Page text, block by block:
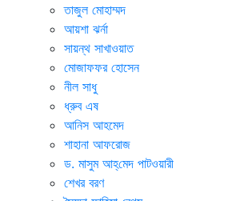
তাজুল মোহাম্মদ
আয়শা ঝর্না
সায়ন্থ সাখাওয়াত
মোজাফফর হোসেন
নীল সাধু
ধ্রুব এষ
আনিস আহমেদ
শাহানা আফরোজ
ড. মাসুম আহ্‌মেদ পাটওয়ারী
শেখর বরণ